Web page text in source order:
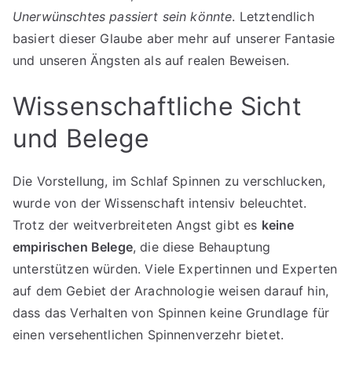
Unerwünschtes passiert sein könnte. Letztendlich
basiert dieser Glaube aber mehr auf unserer Fantasie
und unseren Ängsten als auf realen Beweisen.
Wissenschaftliche Sicht
und Belege
Die Vorstellung, im Schlaf Spinnen zu verschlucken,
wurde von der Wissenschaft intensiv beleuchtet.
Trotz der weitverbreiteten Angst gibt es keine
empirischen Belege, die diese Behauptung
unterstützen würden. Viele Expertinnen und Experten
auf dem Gebiet der Arachnologie weisen darauf hin,
dass das Verhalten von Spinnen keine Grundlage für
einen versehentlichen Spinnenverzehr bietet.